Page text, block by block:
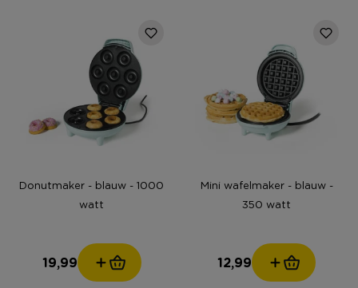
Donutmaker - blauw - 1000
watt
19,99
Mini wafelmaker - blauw -
350 watt
12,99